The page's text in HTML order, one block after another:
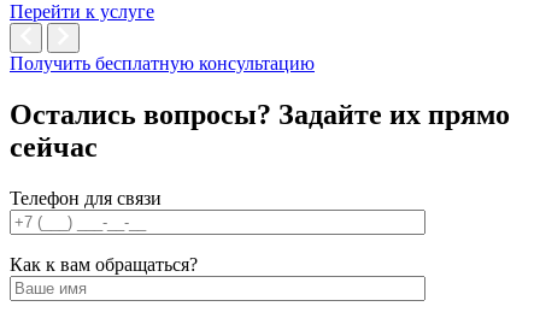
Перейти к услуге
Получить бесплатную консультацию
Остались вопросы? Задайте их прямо
сейчас
Телефон для связи
Как к вам обращаться?